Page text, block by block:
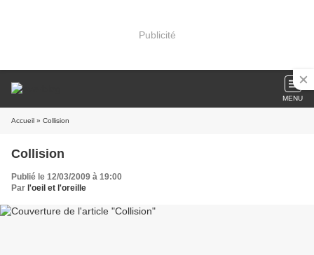
Publicité
MENU
Accueil » Collision
Collision
Publié le 12/03/2009 à 19:00
Par l'oeil et l'oreille